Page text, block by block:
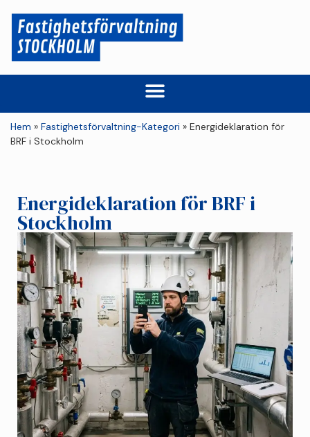
Hem » Fastighetsförvaltning-Kategori » Energideklaration för
BRF i Stockholm
Energideklaration för BRF i
Stockholm